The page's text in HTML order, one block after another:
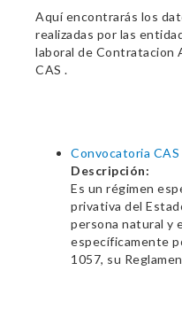
Aquí encontrarás los
realizadas por las
laboral de Contratacion
CAS .
Convocatoria CAS
Descripción:
Es un régimen
privativa del
persona natural y
específicamente
1057, su